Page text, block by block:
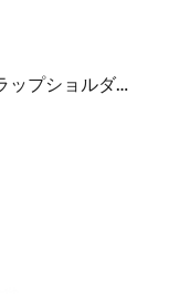
2026SS YSL クロスボデ ミニマルフラップショルダー SAINT LAURENT サンロ...